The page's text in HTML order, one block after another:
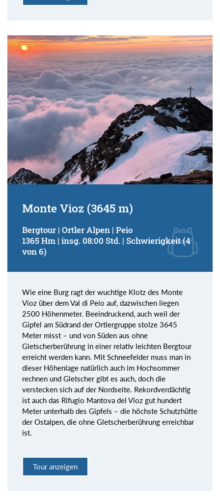
Monte Vioz (3645 m)
Bergtour | Ortler Alpen | Peio
1365 Hm | insg. 08:00 Std. | Schwierigkeit (4
von 6)
Wie eine Burg ragt der wuchtige Klotz des Monte
Vioz über dem Val di Peio auf, dazwischen liegen
2500 Höhenmeter. Beeindruckend, auch weil der
Gipfel am Südrand der Ortlergruppe stolze 3645
Meter misst – und von Süden aus ohne
Gletscherberührung in einer relativ leichten Bergtour
erreicht werden kann. Mit Schneefelder muss man in
dieser Höhenlage natürlich auch im Hochsommer
rechnen und Gletscher gibt es auch, doch die
verstecken sich auf der Nordseite. Rekordverdächtig
ist auch das Rifugio Mantova del Vioz gut hundert
Meter unterhalb des Gipfels – die höchste Schutzhütte
der Ostalpen, die ohne Gletscherberührung erreichbar
ist.
Tour anzeigen